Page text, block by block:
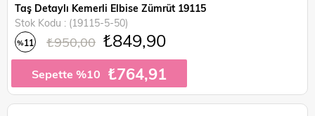
Taş Detaylı Kemerli Elbise Zümrüt 19115
Stok Kodu
(19115-5-50)
%11 ₺950,00 ₺849,90
Sepette %10 ₺764,91